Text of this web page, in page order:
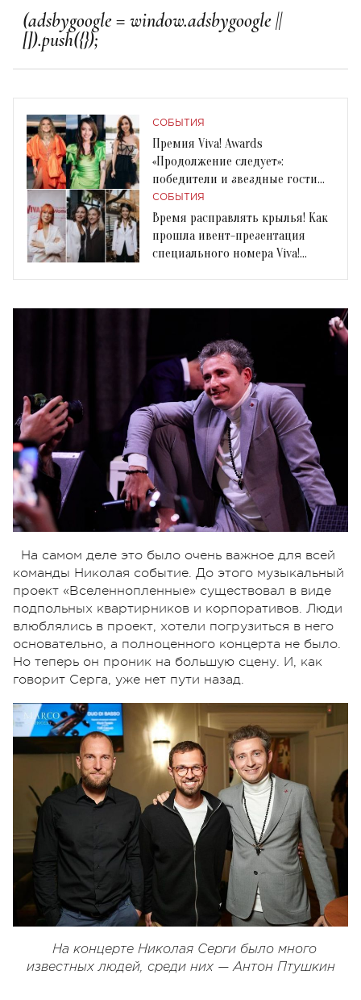
СОБЫТИЯ
Премия Viva! Awards
«Продолжение следует»:
победители и звездные гости
события
СОБЫТИЯ
Время расправлять крылья! Как
прошла ивент-презентация
специального номера Viva!
На самом деле это было очень важное для всей
команды Николая событие. До этого музыкальный
проект «Вселеннопленные» существовал в виде
подпольных квартирников и корпоративов. Люди
влюблялись в проект, хотели погрузиться в него
основательно, а полноценного концерта не было.
Но теперь он проник на большую сцену. И, как
говорит Серга, уже нет пути назад.
На концерте Николая Серги было много
известных людей, среди них — Антон Птушкин